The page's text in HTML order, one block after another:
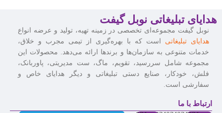
هدایای تبلیغاتی نوبل گیفت
نوبل گیفت مجموعه‌ای تخصصی در زمینه تهیه، تولید و عرضه انواع
هدایای تبلیغاتی است که با بهره‌گیری از تیمی مجرب و خلاق،
خدمات متنوعی به سازمان‌ها و برندها ارائه می‌دهد. محصولات این
مجموعه شامل سررسید، تقویم، ماگ، ست مدیریتی، پاوربانک،
فلش، خودکار، صنایع دستی تبلیغاتی و دیگر هدایای خاص و
سفارشی است.
ارتباط با ما